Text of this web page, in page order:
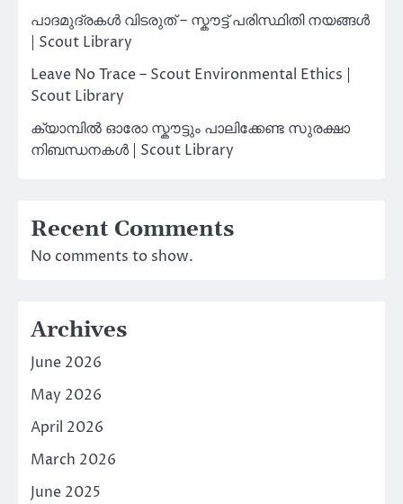
പാദമുദ്രകൾ വിടരുത് – സ്കൗട്ട് പരിസ്ഥിതി നയങ്ങൾ
| Scout Library
Leave No Trace – Scout Environmental Ethics |
Scout Library
ക്യാമ്പിൽ ഓരോ സ്കൗട്ടും പാലിക്കേണ്ട സുരക്ഷാ
നിബന്ധനകൾ | Scout Library
Recent Comments
No comments to show.
Archives
June 2026
May 2026
April 2026
March 2026
June 2025